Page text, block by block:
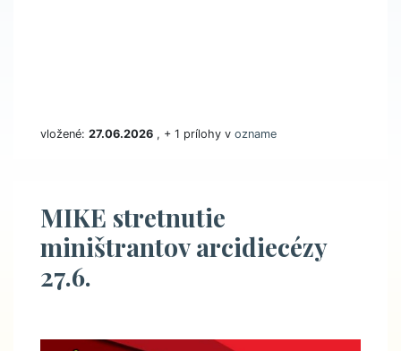
vložené: 27.06.2026 , + 1 prílohy v ozname
MIKE stretnutie
miništrantov arcidiecézy
27.6.